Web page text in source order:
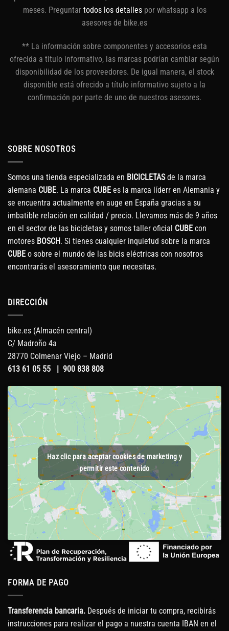
meses. Preguntar todos los detallespor whatsapp a los
asesores de bike.es
** La información sobre componentes y accesorios esta
ofrecida a titulo informativo, las marcas podrían cambiar según
disponibilidad de los proveedores. De igual manera, el stock
disponible está ofrecido a título informativo sujeto a la
confirmación por parte de uno de nuestros asesores.
SOBRE NOSOTROS
Somos una tienda especializada en BICICLETASde la marca
alemana CUBE. La marca CUBE es la marca líderr en Alemania y
se encuentra actualmente en auge en España gracias a su
imbatible relación en calidad / precio. Llevamos más de 9 años
en el sector de las bicicletas y somos taller oficial CUBE con
motores BOSCH. Si tienes cualquier inquietud sobre la marca
CUBE o sobre el mundo de las bicis eléctricas con nosotros
encontrarás el asesoramiento que necesitas.
DIRECCIÓN
bike.es (Almacén central)
C/ Madroño 4a
28770 Colmenar Viejo – Madrid
613 61 05 55 | 900 838 808
Haz clic para aceptar cookies de marketing y
permitir este contenido
FORMA DE PAGO
Transferencia bancaria. Después de iniciar tu compra, recibirás
instrucciones para realizar el pago a nuestra cuenta IBAN en el